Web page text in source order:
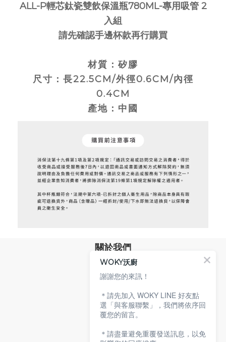
ALL-P輕芯鈦瓷雙飲保溫瓶780ML-專用吸管 2
入組
請先確認手邊杯款再行購買
材質：矽膠
尺寸：長22.5CM/外徑0.6CM/內徑
0.4CM
產地：中國
關於我們
品牌故事
專業技術
環保沃廚
顧客服務
服務條款
隱私權政策
WOKY沃廚
謝謝您的來訊！
＊請先加入 WOKY LINE 好友點
選「與客服聯繫」，我們將依序回
覆您的留言。
＊請盡量避免重覆發送訊息，以免